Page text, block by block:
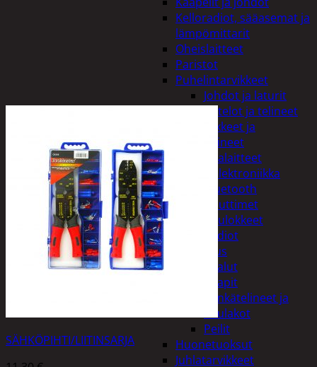
Kelloradiot, sääasemat ja
lämpömittarit
Oheislaitteet
Paristot
Puhelintarvikkeet
Johdot ja laturit
Kotelot ja telineet
Tv-tarvikkeet ja
seinätelineet
Varavirtalaitteet
Viihde-elektroniikka
Bluetooth
kaiuttimet
Kuulokkeet
Radiot
Koti ja sisustus
Huonekalut
Kaapit
Kenkätelineet ja
naulakot
Peilit
Huonetuoksut
Juhlatarvikkeet
SÄHKÖPIHTI/LIITINSARJA